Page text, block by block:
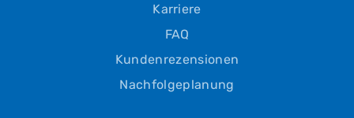
Karriere
FAQ
Kundenrezensionen
Nachfolgeplanung